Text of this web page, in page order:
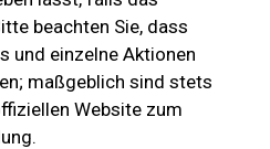
beachten Sie, dass
und einzelne Aktionen
maßgeblich sind stets
Website zum